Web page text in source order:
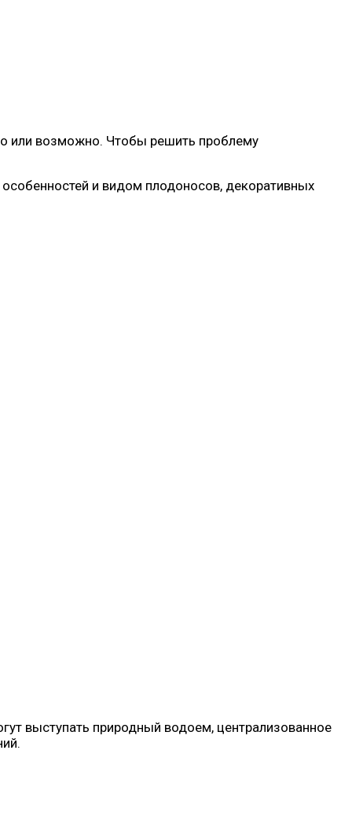
или возможно. Чтобы решить проблему
и видом плодоносов, декоративных
выступать природный водоем, централизованное